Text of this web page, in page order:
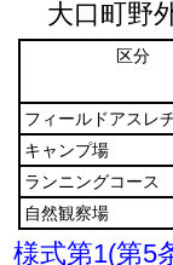
大口町野
区分
フィールドアスレ
キャンプ場
ランニングコース
自然観察場
様式第1(第5